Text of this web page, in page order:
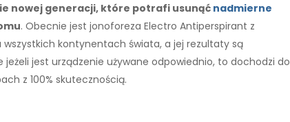
nowej generacji, które potrafi usunąć nadmierne
. Obecnie jest jonoforeza Electro Antiperspirant z
kontynentach świata, a jej rezultaty są
jest urządzenie używane odpowiednio, to dochodzi do
z 100% skutecznością.